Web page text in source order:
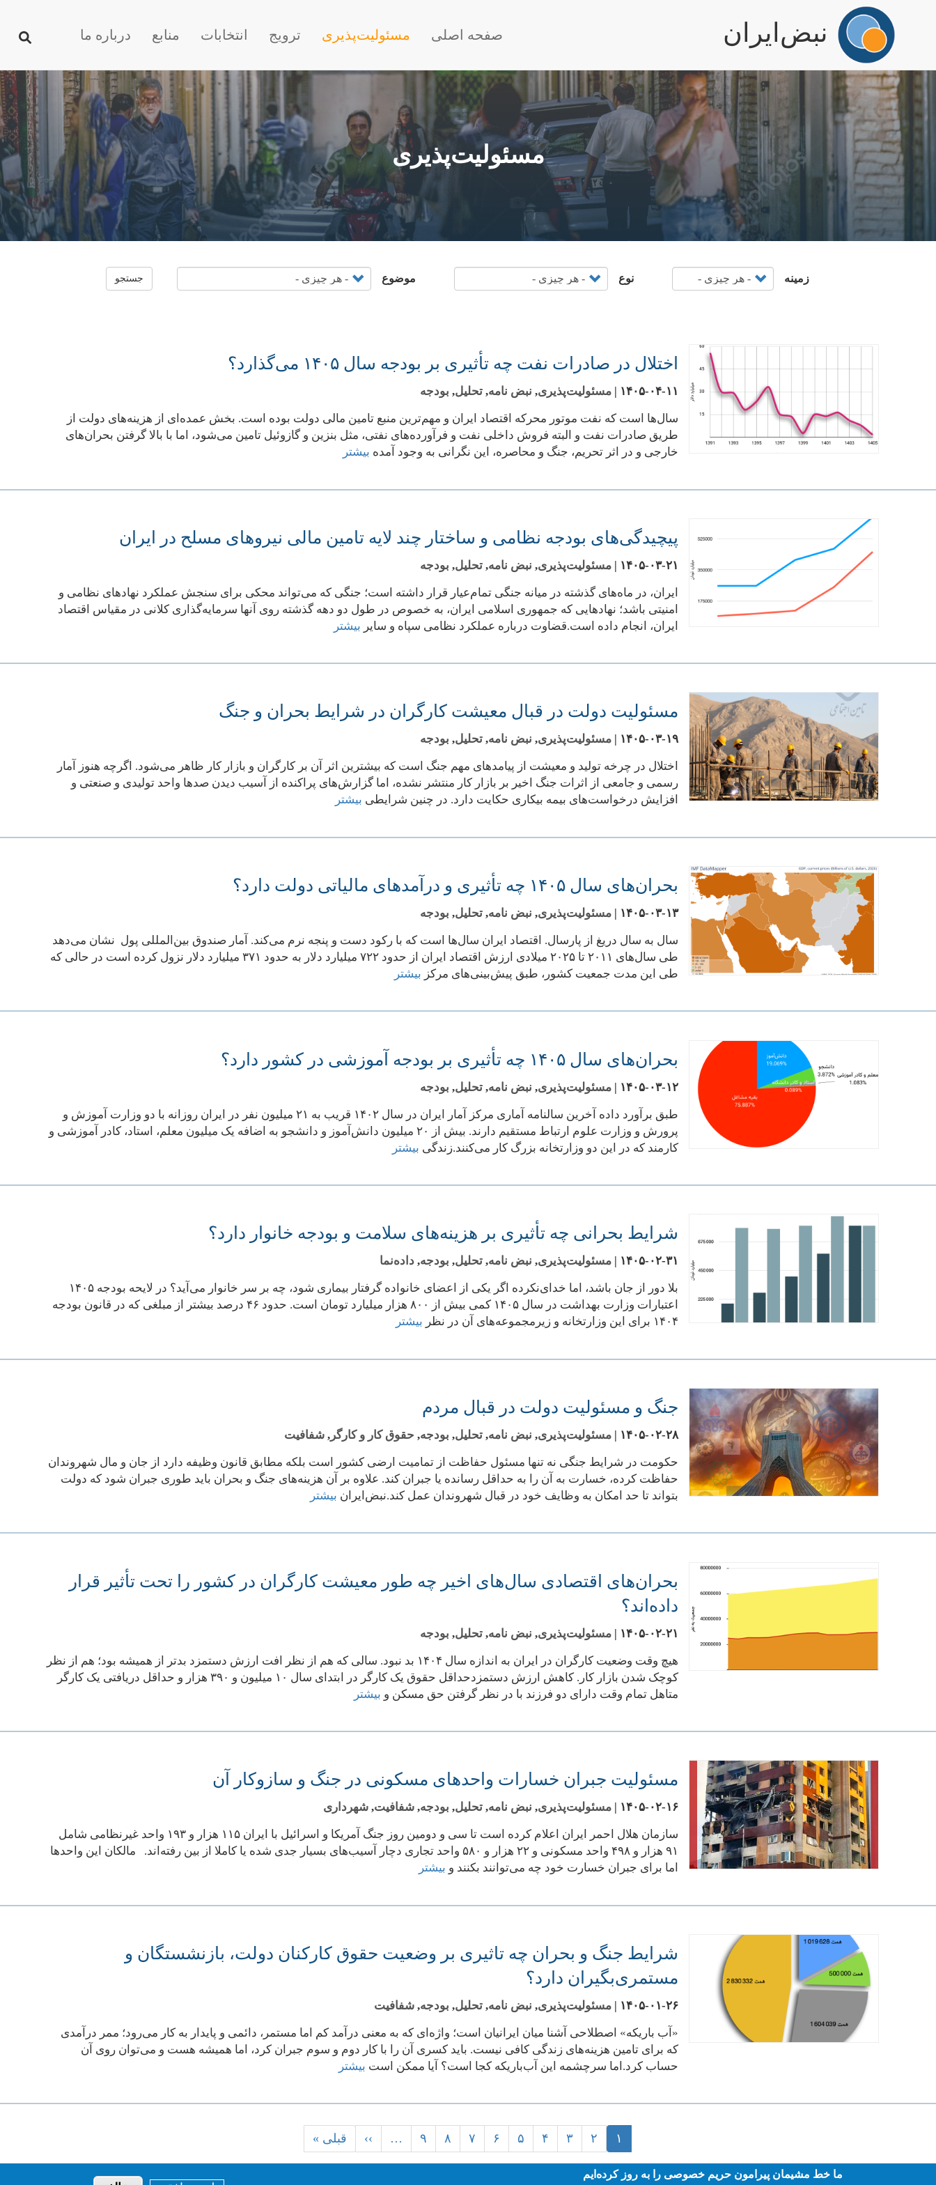
رفتن
محتوای
اصلی
نبض‌ایران صفحه اصلی مسئولیت‌پذیری ترویج انتخابات منابع درباره ما
مسئولیت‌پذیری
زمینه نوع موضوع جستجو
اختلال در صادرات نفت چه تأثیری بر بودجه سال ۱۴۰۵ می‌گذارد؟
۱۴۰۵-۰۴-۱۱ مسئولیت‌پذیری, نبض نامه, تحلیل, بودجه
سال‌ها است که نفت موتور محرکه اقتصاد ایران و مهم‌ترین منبع تامین مالی دولت بوده است. بخش عمده‌ای از هزینه‌های دولت از
طریق صادرات نفت و البته فروش داخلی نفت و فرآورده‌های نفتی، مثل بنزین و گازوئیل تامین می‌شود، اما با بالا گرفتن بحران‌های
خارجی و در اثر تحریم، جنگ و محاصره، این نگرانی به وجود آمده بیشتر
پیچیدگی‌های بودجه نظامی و ساختار چند لایه تامین مالی نیروهای مسلح در ایران
۱۴۰۵-۰۳-۲۱ | مسئولیت‌پذیری, نبض نامه, تحلیل, بودجه
ایران، در ماه‌های گذشته در میانه جنگی تمام‌عیار قرار داشته است؛ جنگی که می‌تواند محکی برای سنجش عملکرد نهادهای نظامی و
امنیتی باشد؛ نهادهایی که جمهوری اسلامی ایران، به خصوص در طول دو دهه گذشته روی آنها سرمایه‌گذاری کلانی در مقیاس اقتصاد
ایران، انجام داده است.قضاوت درباره عملکرد نظامی سپاه و سایر بیشتر
مسئولیت دولت در قبال معیشت کارگران در شرایط بحران و جنگ
۱۴۰۵-۰۳-۱۹ مسئولیت‌پذیری, نبض نامه, تحلیل, بودجه
اختلال در چرخه تولید و معیشت از پیامدهای مهم جنگ است که بیشترین اثر آن بر کارگران و بازار کار ظاهر می‌شود. اگرچه هنوز آمار
رسمی و جامعی از اثرات جنگ اخیر بر بازار کار منتشر نشده، اما گزارش‌های پراکنده از آسیب دیدن صدها واحد تولیدی و صنعتی و
افزایش درخواست‌های بیمه بیکاری حکایت دارد. در چنین شرایطی بیشتر
بحران‌های سال ۱۴۰۵ چه تأثیری و درآمدهای مالیاتی دولت دارد؟
۱۴۰۵-۰۳-۱۳ | مسئولیت‌پذیری, نبض نامه, تحلیل, بودجه
سال به سال دریغ از پارسال. اقتصاد ایران سال‌ها است که با رکود دست و پنجه نرم می‌کند. آمار صندوق بین‌المللی پول نشان می‌دهد
طی سال‌های ۲۰۱۱ تا ۲۰۲۵ میلادی ارزش اقتصاد ایران از حدود ۷۲۲ میلیارد دلار به حدود ۳۷۱ میلیارد دلار نزول کرده است در حالی که
طی این مدت جمعیت کشور، طبق پیش‌بینی‌های مرکز بیشتر
بحران‌های سال ۱۴۰۵ چه تأثیری بر بودجه آموزشی در کشور دارد؟
۱۴۰۵-۰۳-۱۲ | مسئولیت‌پذیری, نبض نامه, تحلیل, بودجه
طبق برآورد داده آخرین سالنامه آماری مرکز آمار ایران در سال ۱۴۰۲ قریب به ۲۱ میلیون نفر در ایران روزانه با دو وزارت آموزش و
پرورش و وزارت علوم ارتباط مستقیم دارند. بیش از ۲۰ میلیون دانش‌آموز و دانشجو به اضافه یک میلیون معلم، استاد، کادر آموزشی و
کارمند که در این دو وزارتخانه بزرگ کار می‌کنند.زندگی بیشتر
شرایط بحرانی چه تأثیری بر هزینه‌های سلامت و بودجه خانوار دارد؟
۱۴۰۵-۰۲-۳۱ مسئولیت‌پذیری, نبض نامه, تحلیل, بودجه, داده‌نما
بلا دور از جان باشد، اما خدای‌نکرده اگر یکی از اعضای خانواده گرفتار بیماری شود، چه بر سر خانوار می‌آید؟ در لایحه بودجه ۱۴۰۵
اعتبارات وزارت بهداشت در سال ۱۴۰۵ کمی بیش از ۸۰۰ هزار میلیارد تومان است. حدود ۴۶ درصد بیشتر از مبلغی که در قانون بودجه
۱۴۰۴ برای این وزارتخانه و زیرمجموعه‌های آن در نظر
بیشتر
جنگ و مسئولیت دولت در قبال مردم
۱۴۰۵-۰۲-۲۸ | مسئولیت‌پذیری, نبض نامه, تحلیل, بودجه, حقوق کار و کارگر , شفافیت
حکومت در شرایط جنگی نه تنها مسئول حفاظت از تمامیت ارضی کشور است بلکه مطابق قانون وظیفه دارد از جان و مال شهروندان
حفاظت کرده، خسارت به آن را به حداقل رسانده یا جبران کند. علاوه بر آن هزینه‌های جنگ و بحران باید طوری جبران شود که دولت
بتواند تا حد امکان به وظایف خود در قبال شهروندان عمل کند.نبض‌ایران بیشتر
بحران‌های اقتصادی سال‌های اخیر چه طور معیشت کارگران در کشور را تحت تأثیر قرار
داده‌اند؟
۱۴۰۵-۰۲-۲۱ | مسئولیت‌پذیری, نبض نامه, تحلیل, بودجه
هیچ وقت وضعیت کارگران در ایران به اندازه سال ۱۴۰۴ بد نبود. سالی که هم از نظر افت ارزش دستمزد بدتر از همیشه بود؛ هم از نظر
کوچک شدن بازار کار. کاهش ارزش دستمزدحداقل حقوق یک کارگر در ابتدای سال ۱۰ میلیون و ۳۹۰ هزار و حداقل دریافتی یک کارگر
متاهل تمام وقت دارای دو فرزند با در نظر گرفتن حق مسکن و بیشتر
مسئولیت جبران خسارات واحدهای مسکونی در جنگ و سازوکار آن
۱۴۰۵-۰۲-۱۶ مسئولیت‌پذیری, نبض نامه, تحلیل, بودجه, شفافیت, شهرداری
سازمان هلال احمر ایران اعلام کرده است تا سی و دومین روز جنگ آمریکا و اسرائیل با ایران ١١۵ هزار و ١٩٣ واحد غیرنظامی‌ شامل
٩١ هزار و ۴٩٨ واحد مسکونی و ٢٢ هزار و ۵٨٠ واحد تجاری دچار آسیب‌های بسیار جدی شده یا کاملا از بین رفته‌اند. مالکان این واحدها
اما برای جبران خسارت خود چه می‌توانند بکنند و بیشتر
شرایط جنگ و بحران چه تاثیری بر وضعیت حقوق کارکنان دولت، بازنشستگان و
مستمری‌بگیران دارد؟
۱۴۰۵-۰۱-۲۶ | مسئولیت‌پذیری, نبض نامه, تحلیل, بودجه, شفافیت
«آب باریکه» اصطلاحی آشنا میان ایرانیان است؛ واژه‌ای که به معنی درآمد کم اما مستمر، دائمی و پایدار به کار می‌رود؛ ممر درآمدی
که برای تامین هزینه‌های زندگی کافی نیست. باید کسری آن را با کار دوم و سوم جبران کرد، اما همیشه هست و می‌توان روی آن
حساب کرد.اما سرچشمه این آب‌باریکه کجا است؟ آیا ممکن است بیشتر
صفحه
جاری
۱ صفحه
۲ صفحه
۳ صفحه
۴ صفحه
۵ صفحه
۶ صفحه
۷ صفحه
۸ صفحه
۹ …
Next
page
››
Last
page
قبلی »
ما خط مشیمان پیرامون حریم خصوصی را به روز کرده‌ایم